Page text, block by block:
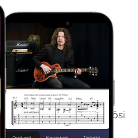
koko sisältömme käyttöösi
ajaksi.